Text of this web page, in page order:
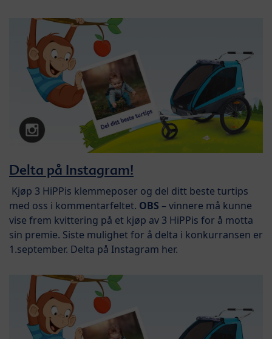
Delta på Instagram!
Kjøp 3 HiPPis klemmeposer og del ditt beste turtips
med oss i kommentarfeltet. OBS – vinnere må kunne
vise frem kvittering på et kjøp av 3 HiPPis for å motta
sin premie. Siste mulighet for å delta i konkurransen er
1.september. Delta på Instagram her.